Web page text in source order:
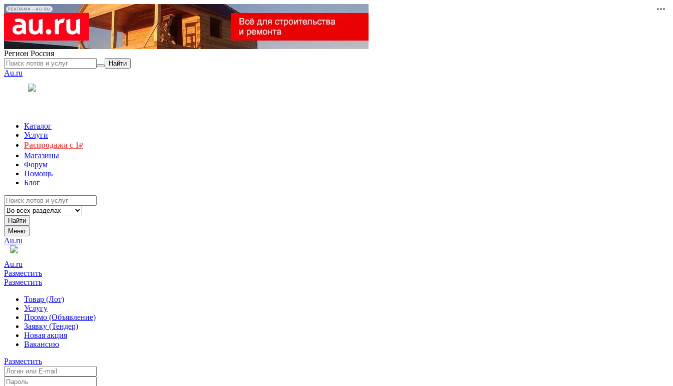
РЕКЛАМА • AU.RU
Регион Россия
Найти
Au.ru
Каталог
Услуги
Распродажа с 1₽
Магазины
Форум
Помощь
Блог
Найти
Меню
Au.ru
Au.ru
Разместить
Разместить
Товар (Лот)
Услугу
Промо (Объявление)
Заявку (Тендер)
Новая акция
Вакансию
Разместить